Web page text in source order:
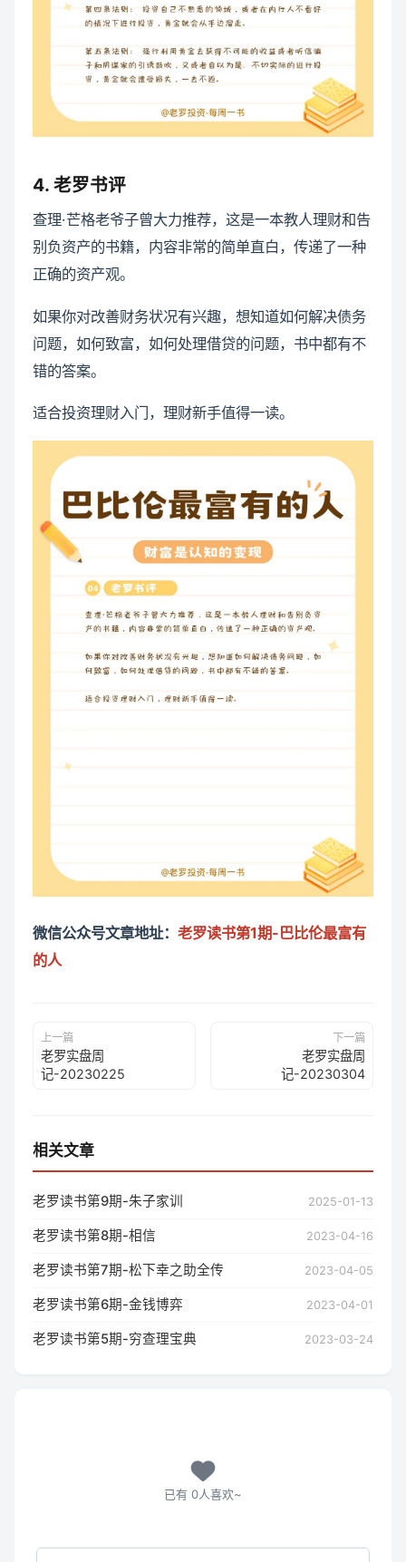
4. 老罗书评
查理·芒格老爷子曾大力推荐，这是一本教人理财和告
别负资产的书籍，内容非常的简单直白，传递了一种
正确的资产观。
如果你对改善财务状况有兴趣，想知道如何解决债务
问题，如何致富，如何处理借贷的问题，书中都有不
错的答案。
适合投资理财入门，理财新手值得一读。
微信公众号文章地址： 老罗读书第1期-巴比伦最富有
的人
上一篇
老罗实盘周
记-20230225
下一篇
老罗实盘周
记-20230304
相关文章
老罗读书第9期-朱子家训 2025-01-13
老罗读书第8期-相信 2023-04-16
老罗读书第7期-松下幸之助全传 2023-04-05
老罗读书第6期-金钱博弈 2023-04-01
老罗读书第5期-穷查理宝典 2023-03-24